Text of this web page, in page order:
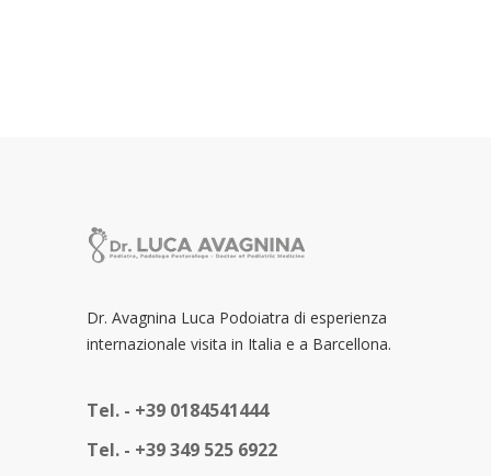
Dr. Avagnina Luca Podoiatra di esperienza
internazionale visita in Italia e a Barcellona.
Tel. - +39 0184541444
Tel. - +39 349 525 6922